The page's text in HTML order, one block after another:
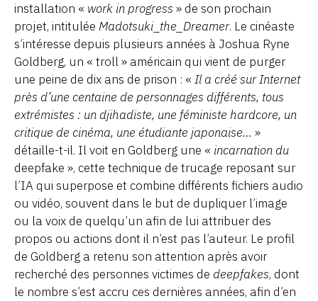
installation « work in progress » de son prochain
projet, intitulée Madotsuki_the_Dreamer. Le cinéaste
s’intéresse depuis plusieurs années à Joshua Ryne
Goldberg, un « troll » américain qui vient de purger
une peine de dix ans de prison : « Il a créé sur Internet
près d’une centaine de personnages différents, tous
extrémistes : un djihadiste, une féministe hardcore, un
critique de cinéma, une étudiante japonaise… »
détaille-t-il. Il voit en Goldberg une « incarnation du
deepfake », cette technique de trucage reposant sur
l’IA qui superpose et combine différents fichiers audio
ou vidéo, souvent dans le but de dupliquer l’image
ou la voix de quelqu’un afin de lui attribuer des
propos ou actions dont il n’est pas l’auteur. Le profil
de Goldberg a retenu son attention après avoir
recherché des personnes victimes de deepfakes, dont
le nombre s’est accru ces dernières années, afin d’en